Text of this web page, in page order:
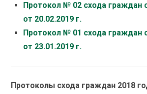
Протокол № 02 схода
от 20.02.2019 г.
Протокол № 01 схода
от 23.01.2019 г.
Протоколы схода граждан 2018